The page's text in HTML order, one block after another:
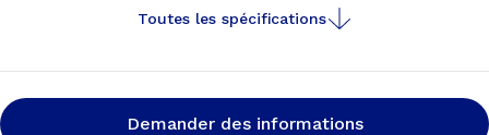
comportant une importante quantité de tissus mous.
Toutes les spécifications
Demander des informations